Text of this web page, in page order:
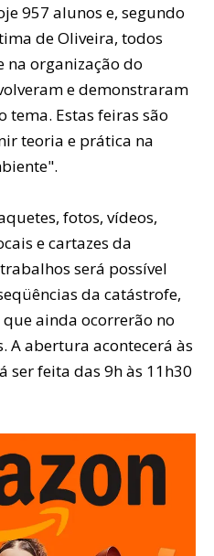
957 alunos e, segundo
de Oliveira, todos
organização do
e demonstraram
tema. Estas feiras são
teoria e prática na
fotos, vídeos,
e cartazes da
será possível
da catástrofe,
ainda ocorrerão no
A abertura acontecerá às
ser feita das 9h às 11h30